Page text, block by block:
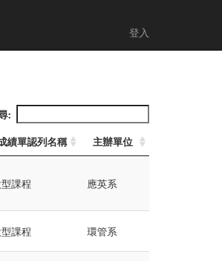
登入
:
績單認列名稱 主辦單位
課程 應英系
課程 環管系